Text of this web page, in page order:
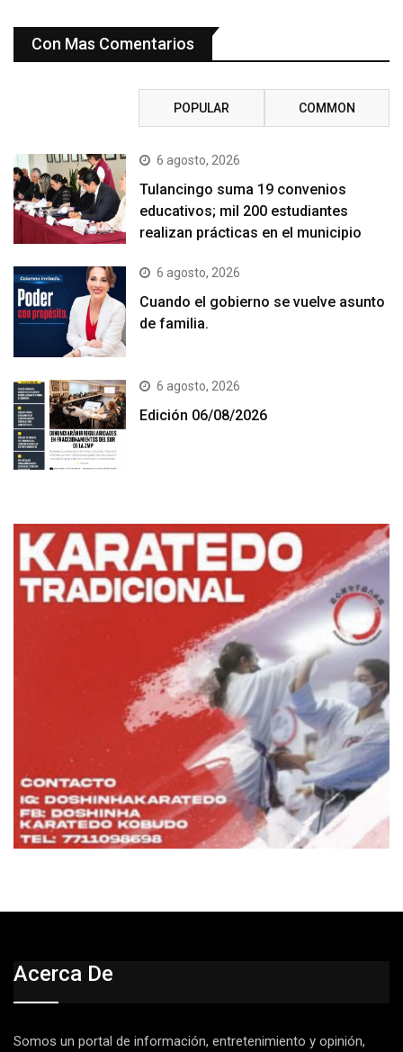
Con Mas Comentarios
POPULAR COMMON
6 agosto, 2026
Tulancingo suma 19 convenios
educativos; mil 200 estudiantes
realizan prácticas en el municipio
6 agosto, 2026
Cuando el gobierno se vuelve asunto
de familia.
6 agosto, 2026
Edición 06/08/2026
Acerca De
Somos un portal de información, entretenimiento y opinión,